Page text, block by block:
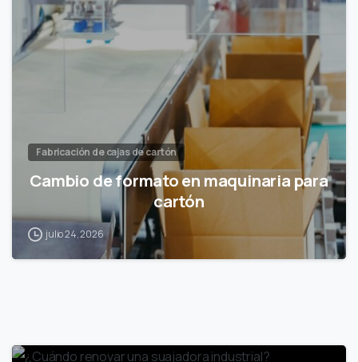
Fabricación de cajas de cartón
Cambio de formato en maquinaria para
cartón
julio 24, 2026